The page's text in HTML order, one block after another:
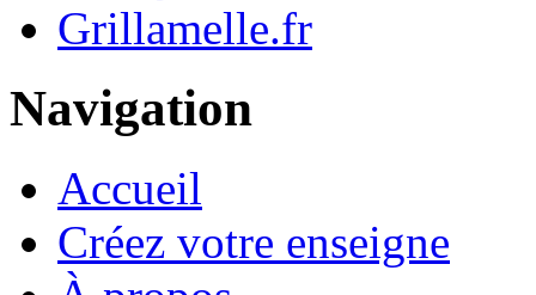
Grillamelle.fr
Navigation
Accueil
Créez votre enseigne